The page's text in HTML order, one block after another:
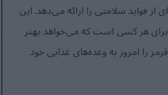
فواید سلامتی را ارائه می‌دهد. این
هر کسی است که می‌خواهد بهتر
را امروز به وعده‌های غذایی خود